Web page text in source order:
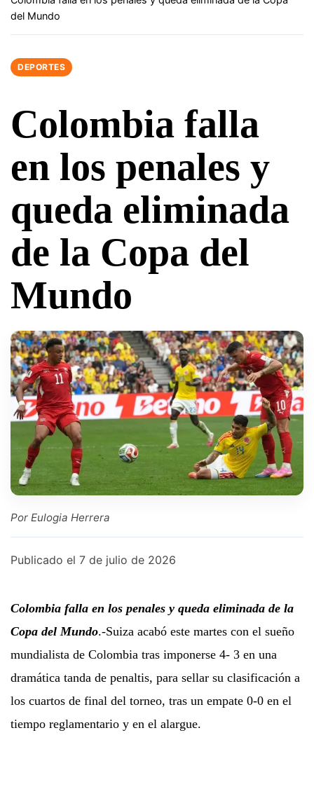
del Mundo
DEPORTES
Colombia falla
en los penales y
queda eliminada
de la Copa del
Mundo
Por Eulogia Herrera
Publicado el 7 de julio de 2026
Colombia falla en los penales y queda eliminada de la
Copa del Mundo.-Suiza acabó este martes con el sueño
mundialista de Colombia tras imponerse 4- 3 en una
dramática tanda de penaltis, para sellar su clasificación a
los cuartos de final del torneo, tras un empate 0-0 en el
tiempo reglamentario y en el alargue.